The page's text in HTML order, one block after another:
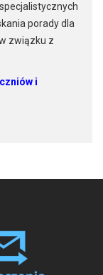
porady dla
związku z
i